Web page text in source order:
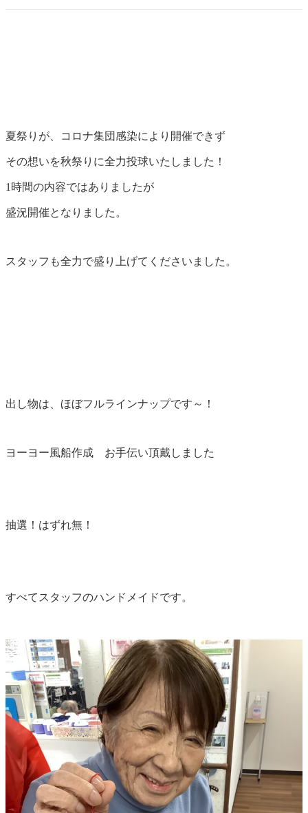
夏祭りが、コロナ集団感染により開催できず
その想いを秋祭りに全力投球いたしました！
1時間の内容ではありましたが
盛況開催となりました。
スタッフも全力で盛り上げてくださいました。
出し物は、ほぼフルラインナップです～！
ヨーヨー風船作成 お手伝い頂戴しました
抽選！はずれ無！
すべてスタッフのハンドメイドです。